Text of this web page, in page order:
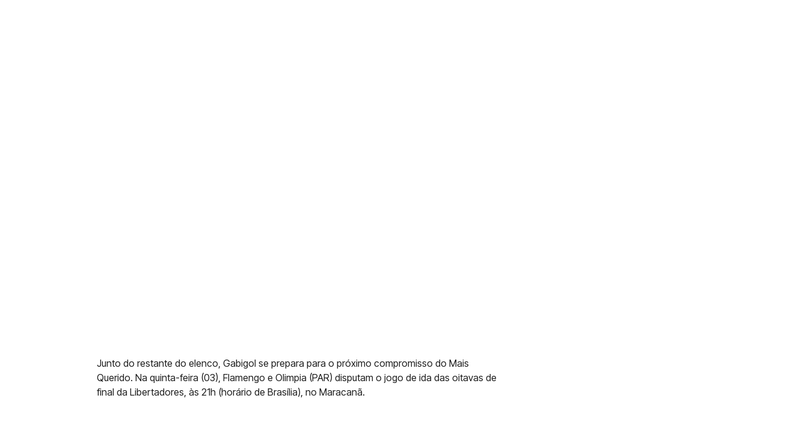
Junto do restante do elenco, Gabigol se prepara para o próximo compromisso do Mais
Querido. Na quinta-feira (03), Flamengo e Olimpia (PAR) disputam o jogo de ida das oitavas de
final da Libertadores, às 21h (horário de Brasília), no Maracanã.